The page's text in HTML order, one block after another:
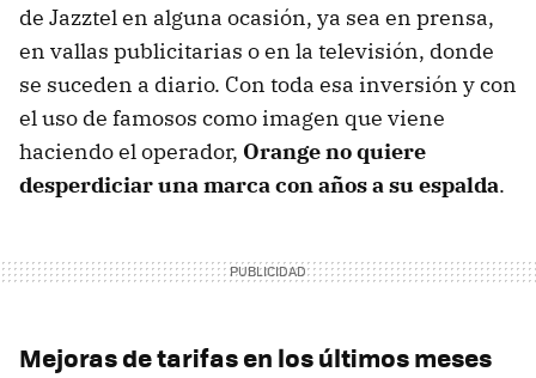
de Jazztel en alguna ocasión, ya sea en prensa,
en vallas publicitarias o en la televisión, donde
se suceden a diario. Con toda esa inversión y con
el uso de famosos como imagen que viene
haciendo el operador, Orange no quiere
desperdiciar una marca con años a su espalda.
Mejoras de tarifas en los últimos meses